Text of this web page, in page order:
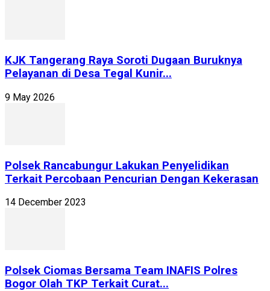
KJK Tangerang Raya Soroti Dugaan Buruknya
Pelayanan di Desa Tegal Kunir...
9 May 2026
Polsek Rancabungur Lakukan Penyelidikan
Terkait Percobaan Pencurian Dengan Kekerasan
14 December 2023
Polsek Ciomas Bersama Team INAFIS Polres
Bogor Olah TKP Terkait Curat...